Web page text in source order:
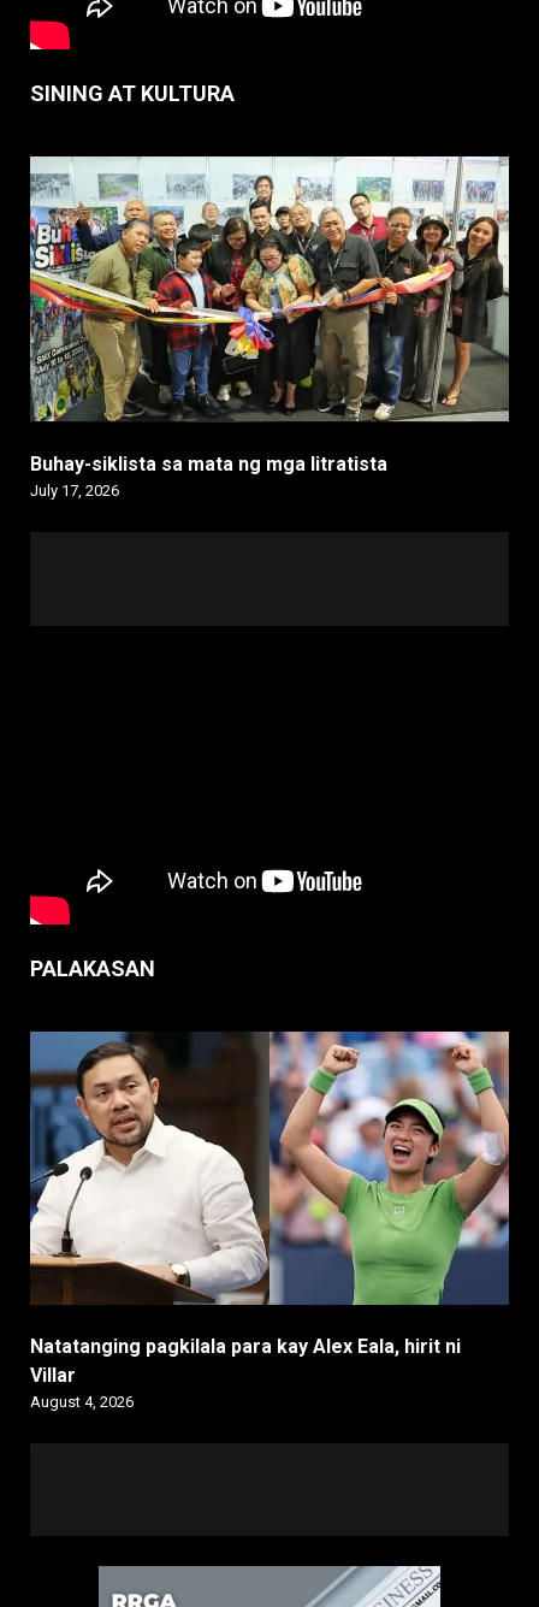
SINING AT KULTURA
Buhay-siklista sa mata ng mga litratista
July 17, 2026
PALAKASAN
Natatanging pagkilala para kay Alex Eala, hirit ni
Villar
August 4, 2026